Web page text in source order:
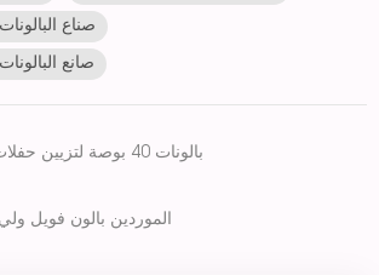
صناع
صانع
بالونات 40 بوصة لتزيين حفلات أعياد الميلاد
الموردين بالون فويل